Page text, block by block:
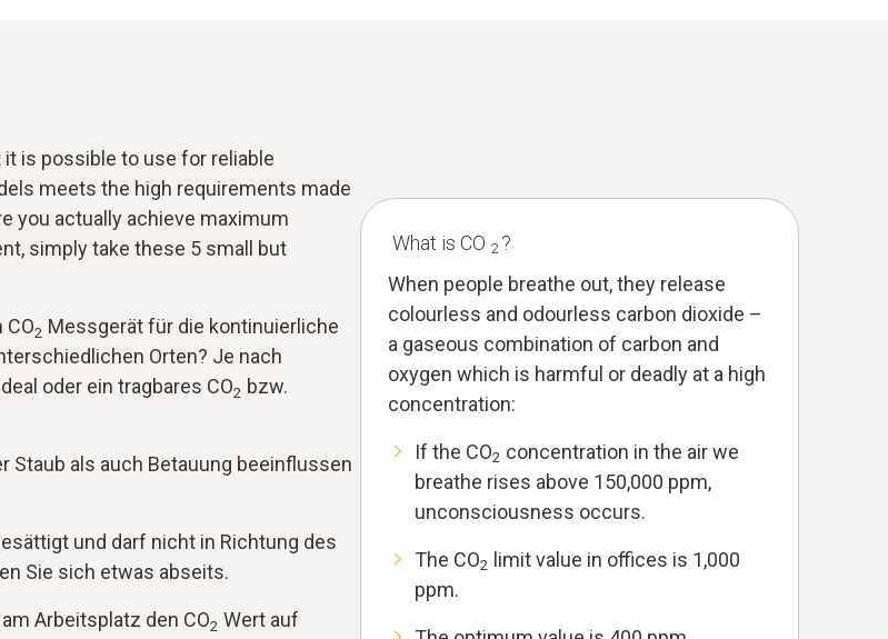
is possible to use for reliable
meets the high requirements made
you actually achieve maximum
simply take these 5 small but
CO2 Messgerät für die kontinuierliche
Orten? Je nach
oder ein tragbares CO2 bzw.
Staub als auch Betauung beeinflussen
und darf nicht in Richtung des
Sie sich etwas abseits.
Arbeitsplatz den CO2 Wert auf
What is CO 2 ?
When people breathe out, they release
colourless and odourless carbon dioxide –
a gaseous combination of carbon and
oxygen which is harmful or deadly at a high
concentration:
If the CO2 concentration in the air we
breathe rises above 150,000 ppm,
unconsciousness occurs.
The CO2 limit value in offices is 1,000
ppm.